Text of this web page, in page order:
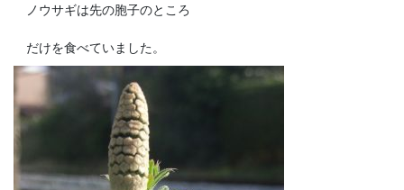
ノウサギは先の胞子のところ
だけを食べていました。